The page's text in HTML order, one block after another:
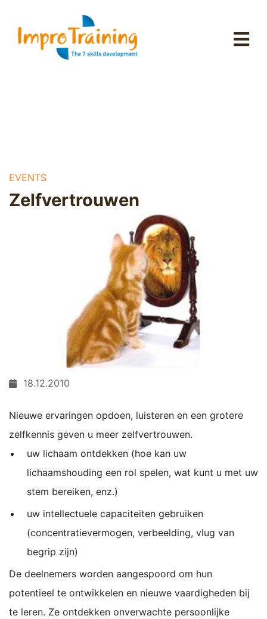
EVENTS
Zelfvertrouwen
18.12.2010
Nieuwe ervaringen opdoen, luisteren en een grotere
zelfkennis geven u meer zelfvertrouwen.
uw lichaam ontdekken (hoe kan uw
lichaamshouding een rol spelen, wat kunt u met uw
stem bereiken, enz.)
uw intellectuele capaciteiten gebruiken
(concentratievermogen, verbeelding, vlug van
begrip zijn)
De deelnemers worden aangespoord om hun
potentieel te ontwikkelen en nieuwe vaardigheden bij
te leren. Ze ontdekken onverwachte persoonlijke